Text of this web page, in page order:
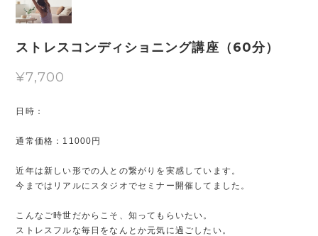
ストレスコンディショニング講座（60分）
¥7,700
日時：
通常価格：11000円
近年は新しい形での人との繋がりを実感しています。
今まではリアルにスタジオでセミナー開催してました。
こんなご時世だからこそ、知ってもらいたい。
ストレスフルな毎日をなんとか元気に過ごしたい。